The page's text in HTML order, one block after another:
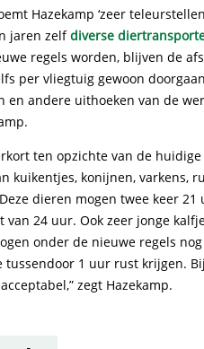
Hazekamp ‘zeer
jaren zelfdiverse
regels worden, blijven de
per vliegtuig gewoon
andere uithoeken van de
ten opzichte van de huidige
kuikentjes, konijnen, varkens,
dieren mogen twee keer 21
24 uur. Ook zeer jonge
onder de nieuwe regels
tussendoor 1 uur rust krijgen.
zegt Hazekamp.